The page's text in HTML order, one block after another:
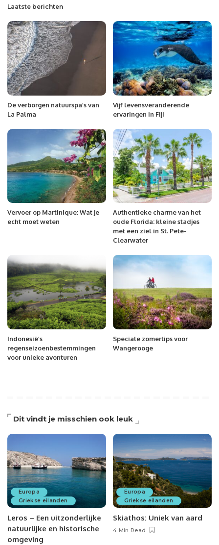
Laatste berichten
De verborgen natuurspa’s van
La Palma
Vijf levensveranderende
ervaringen in Fiji
Vervoer op Martinique: Wat je
echt moet weten
Authentieke charme van het
oude Florida: kleine stadjes
met een ziel in St. Pete-
Clearwater
Indonesië’s
regenseizoenbestemmingen
voor unieke avonturen
Speciale zomertips voor
Wangerooge
Dit vindt je misschien ook leuk
Europa
Griekse eilanden
Leros – Een uitzonderlijke
natuurlijke en historische
omgeving
Europa
Griekse eilanden
Skiathos: Uniek van aard
4 Min Read